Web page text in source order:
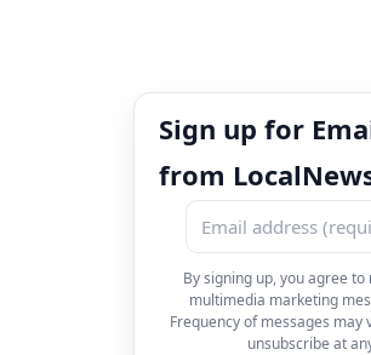
Sign up for
from
By signing up, you agree
multimedia marketing
Frequency of messages may
unsubscribe at